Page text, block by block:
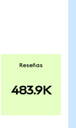
Reseñas
483.9K